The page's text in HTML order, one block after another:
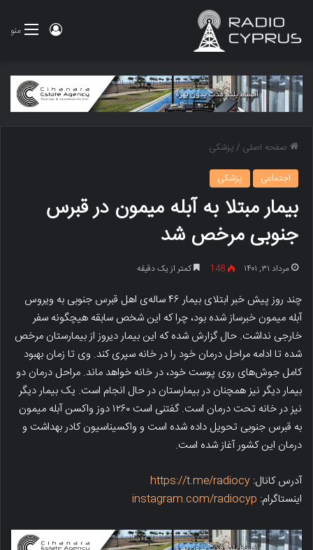
منو ورود
صفحه اصلی /پزشکی
اجتماعی
پزشکی
بیمار مبتلا به آبله میمون در قبرس
جنوبی مرخص شد
مرداد ۳۱, ۱۴۰۱ 148 کمتر از یک دقیقه
چند روز پیش خبر ابتلای بیمار ۴۶ ساله‌ی اهل قبرس جنوبی به ویروس
آبله میمون خبرساز شده بود، چرا که این شخص سابقه هیچگونه سفر
خارجی نداشت. حال گزارش شده که این بیمار دیروز از بیمارستان مرخص
شده تا ادامه مراحل درمان خود را در خانه سپری کند. وی تا زمان بهبود
کامل جوش‌های روی پوست خود، در خانه خواهد ماند. مراحل درمان دو
بیمار دیگر نیز همچنان در بیمارستان در حال انجام است. یک بیمار دیگر
نیز در خانه تحت درمان است. گفتنی است ۱۲۶۰ دوز واکسن آبله میمون
به قبرس جنوبی تحویل داده شده است و واکسیناسیون کادر بهداشت و
درمان این کشور آغاز شده است.
آدرس کانال: https://t.me/radiocy
اینستاگرام: instagram.com/radiocyp